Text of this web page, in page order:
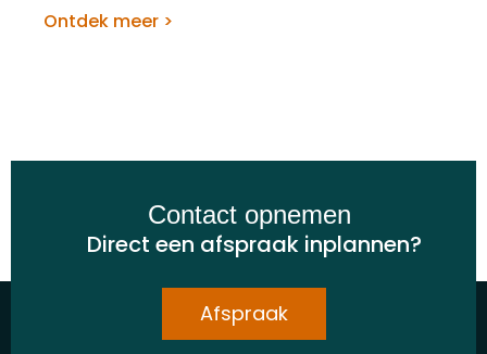
Ontdek meer >
Contact opnemen
Direct een afspraak inplannen?
Afspraak